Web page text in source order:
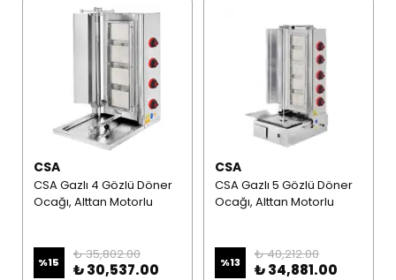
CSA
CSA Gazlı 4 Gözlü Döner
Ocağı, Alttan Motorlu
%15
₺ 35,802.00
₺ 30,537.00
CSA
CSA Gazlı 5 Gözlü Döner
Ocağı, Alttan Motorlu
%13
₺ 40,212.00
₺ 34,881.00